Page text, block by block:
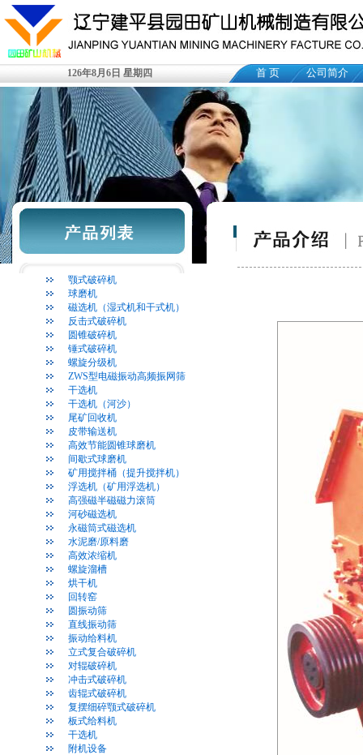
126年8月6日 星期四 首 页 公司简介
颚式破碎机
球磨机
磁选机（湿式机和干式机）
反击式破碎机
圆锥破碎机
锤式破碎机
螺旋分级机
ZWS型电磁振动高频振网筛
干选机
干选机（河沙）
尾矿回收机
皮带输送机
高效节能圆锥球磨机
间歇式球磨机
矿用搅拌桶（提升搅拌机）
浮选机（矿用浮选机）
高强磁半磁磁力滚筒
河砂磁选机
永磁筒式磁选机
水泥磨/原料磨
高效浓缩机
螺旋溜槽
烘干机
回转窑
圆振动筛
直线振动筛
振动给料机
立式复合破碎机
对辊破碎机
冲击式破碎机
齿辊式破碎机
复摆细碎颚式破碎机
板式给料机
干选机
附机设备